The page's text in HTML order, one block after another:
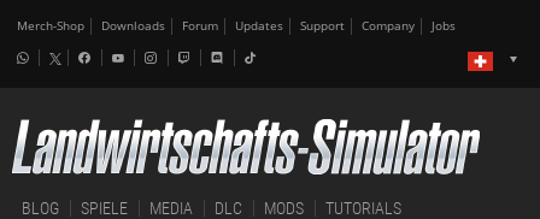
Merch-Shop Downloads Forum Updates Support Company Jobs
BLOG SPIELE MEDIA DLC MODS TUTORIALS